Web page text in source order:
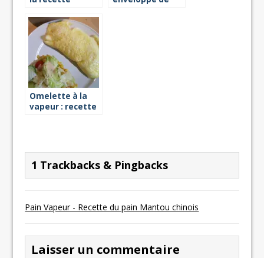
Omelette à la
vapeur : recette
1 Trackbacks & Pingbacks
Pain Vapeur - Recette du pain Mantou chinois
Laisser un commentaire